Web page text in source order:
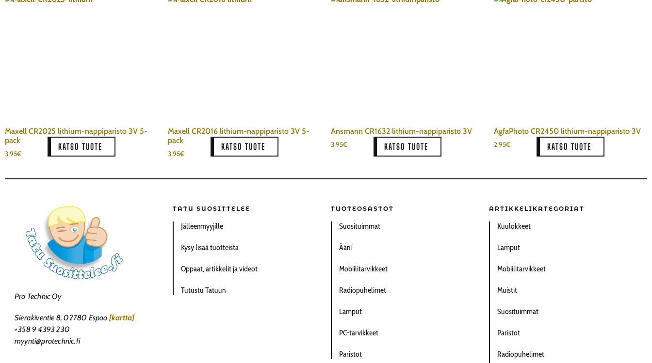
Maxell CR2025 lithium-nappiparisto 3V 5-
pack
3,95€
KATSO TUOTE
Maxell CR2016 lithium-nappiparisto 3V 5-
pack
3,95€
KATSO TUOTE
Ansmann CR1632 lithium-nappiparisto 3V
3,95€ KATSO TUOTE
AgfaPhoto CR2450 lithium-nappiparisto 3V
2,95€ KATSO TUOTE
Pro Technic Oy
Sierakiventie 8, 02780 Espoo [kartta]
+358 9 4393 230
myynti@protechnic.fi
TATU SUOSITTELEE
Jälleenmyyjille
Kysy lisää tuotteista
Oppaat, artikkelit ja videot
Tutustu Tatuun
TUOTEOSASTOT
Suosituimmat
Ääni
Mobiilitarvikkeet
Radiopuhelimet
Lamput
PC-tarvikkeet
Paristot
ARTIKKELIKATEGORIAT
Kuulokkeet
Lamput
Mobiilitarvikkeet
Muistit
Suosituimmat
Paristot
Radiopuhelimet